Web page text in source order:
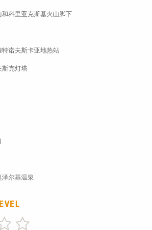
和科里亚克斯基火山脚下
诺夫斯卡亚地热站
斯克灯塔
尔基温泉